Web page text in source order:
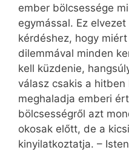
ember bölcsessége
egymással. Ez
kérdéshez, hogy
dilemmával minden
kell küzdenie,
válasz csakis a
meghaladja emberi
bölcsességről azt
okosak előtt, de a
kinyilatkoztatja. –